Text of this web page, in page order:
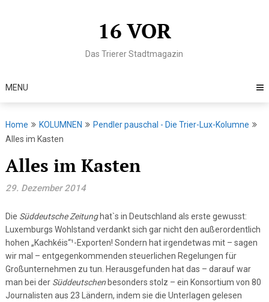
16 VOR
Das Trierer Stadtmagazin
MENU
Home KOLUMNEN
Pendler pauschal - Die Trier-Lux-Kolumne
Alles im Kasten
Alles im Kasten
29. Dezember 2014
Die Süddeutsche Zeitunghat`s in Deutschland als erste gewusst:
Luxemburgs Wohlstand verdankt sich gar nicht den außerordentlich
hohen „Kachkéis“¹-Exporten! Sondern hat irgendetwas mit – sagen
wir mal – entgegenkommenden steuerlichen Regelungen für
Großunternehmen zu tun. Herausgefunden hat das – darauf war
man bei der Süddeutschenbesonders stolz – ein Konsortium von 80
Journalisten aus 23 Ländern, indem sie die Unterlagen gelesen